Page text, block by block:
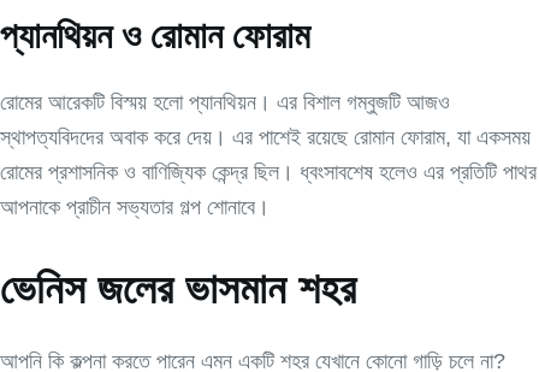
প্যানথিয়ন ও রোমান ফোরাম
রোমের আরেকটি বিস্ময় হলো প্যানথিয়ন। এর বিশাল গম্বুজটি আজও
স্থাপত্যবিদদের অবাক করে দেয়। এর পাশেই রয়েছে রোমান ফোরাম, যা একসময়
রোমের প্রশাসনিক ও বাণিজ্যিক কেন্দ্র ছিল। ধ্বংসাবশেষ হলেও এর প্রতিটি পাথর
আপনাকে প্রাচীন সভ্যতার গল্প শোনাবে।
ভেনিস জলের ভাসমান শহর
আপনি কি কল্পনা করতে পারেন এমন একটি শহর যেখানে কোনো গাড়ি চলে না?